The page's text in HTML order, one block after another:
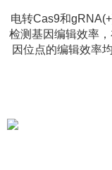
电转Cas9和
检测基因编辑效率
因位点的编辑效率